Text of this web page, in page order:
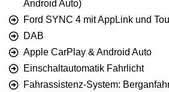
Android Auto)
Ford SYNC 4 mit AppLink und
DAB
Apple CarPlay & Android Auto
Einschaltautomatik Fahrlicht
Fahrassistenz-System: